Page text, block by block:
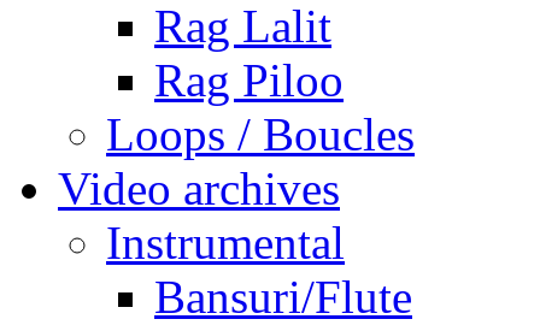
Rag Lalit
Rag Piloo
Loops / Boucles
Video archives
Instrumental
Bansuri/Flute